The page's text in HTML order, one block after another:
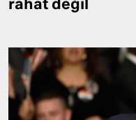
rahat değil